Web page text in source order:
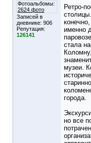
Фотоальбомы:
2624 фото
Записей в
дневнике: 906
Репутация:
126141
Ретро-
именно
стала
музеи.
города.
но все